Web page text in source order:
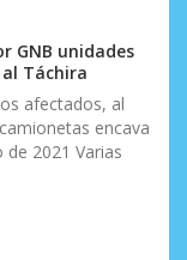
GNB unidades
Táchira
afectados, al
encava
2021 Varias